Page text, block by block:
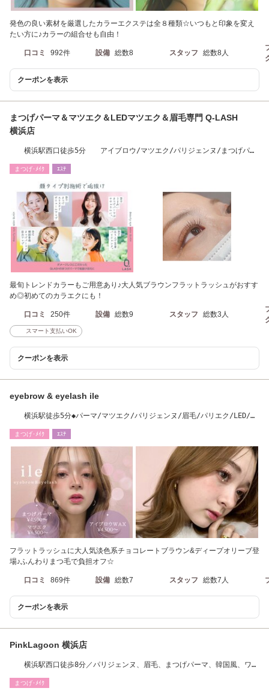
発色の良い素材を厳選したカラーエクステは全８種類☆いつもと印象を変え
たい方に♪カラーの組合せも自由！
口コミ 992件 設備 総数8 スタッフ 総数8人
クーポンを表示
まつげパーマ＆マツエク＆LEDマツエク＆眉毛専門 Q-LASH
横浜店
横浜駅西口徒歩5分 アイブロウ/マツエク/パリジェンヌ/まつげパー
まつげ･ﾒｲｸ ｴｽﾃ
最旬トレンドカラーもご用意あり♪大人気ブラウンフラットラッシュがおすす
め◎初めてのカラエクにも！
口コミ 250件 設備 総数9 スタッフ 総数3人
スマート支払いOK
クーポンを表示
eyebrow & eyelash ile
横浜駅徒歩5分◆パーマ/マツエク/パリジェンヌ/眉毛/パリエク/LED/ま
まつげ･ﾒｲｸ ｴｽﾃ
フラットラッシュに大人気淡色系チョコレートブラウン&ディープオリーブ登
場♪ふんわりまつ毛で負担オフ☆
口コミ 869件 設備 総数7 スタッフ 総数7人
クーポンを表示
PinkLagoon 横浜店
横浜駅西口徒歩8分／パリジェンヌ、眉毛、まつげパーマ、韓国風、ワン
まつげ･ﾒｲｸ